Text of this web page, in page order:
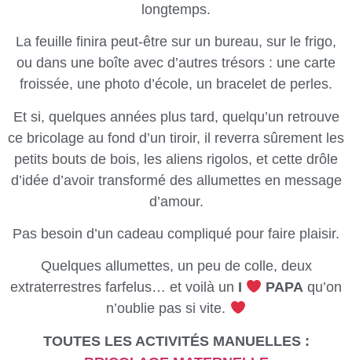
longtemps.
La feuille finira peut-être sur un bureau, sur le frigo,
ou dans une boîte avec d’autres trésors : une carte
froissée, une photo d’école, un bracelet de perles.
Et si, quelques années plus tard, quelqu’un retrouve
ce bricolage au fond d’un tiroir, il reverra sûrement les
petits bouts de bois, les aliens rigolos, et cette drôle
d’idée d’avoir transformé des allumettes en message
d’amour.
Pas besoin d’un cadeau compliqué pour faire plaisir.
Quelques allumettes, un peu de colle, deux
extraterrestres farfelus… et voilà un I PAPA qu’on
n’oublie pas si vite.
TOUTES LES ACTIVITÉS MANUELLES :